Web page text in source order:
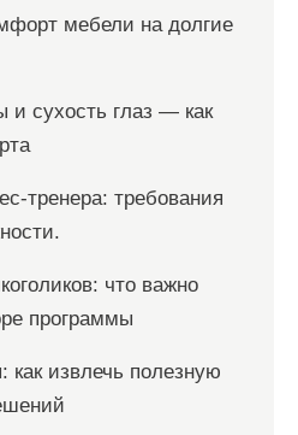
мебели на долгие
и сухость глаз — как
тренера: требования
что важно
программы
извлечь полезную